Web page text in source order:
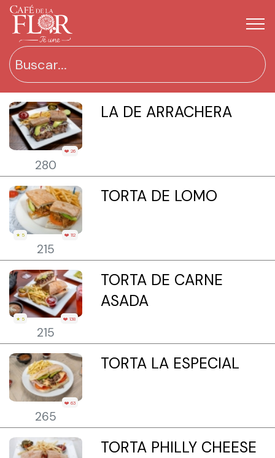
❤️ 26
280
LA DE ARRACHERA
★ 5 ❤️ 112
215
TORTA DE LOMO
★ 5 ❤️ 138
215
TORTA DE CARNE
ASADA
❤️ 63
265
TORTA LA ESPECIAL
TORTA PHILLY CHEESE